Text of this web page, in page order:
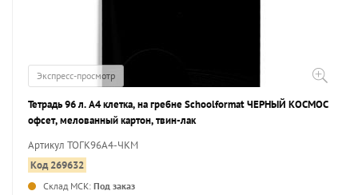
Экспресс-просмотр
Тетрадь 96 л. А4 клетка, на гребне Schoolformat ЧЕРНЫЙ КОСМОС
офсет, мелованный картон, твин-лак
Артикул ТОГК96А4-ЧКМ
Код 269632
Склад МСК: Под заказ